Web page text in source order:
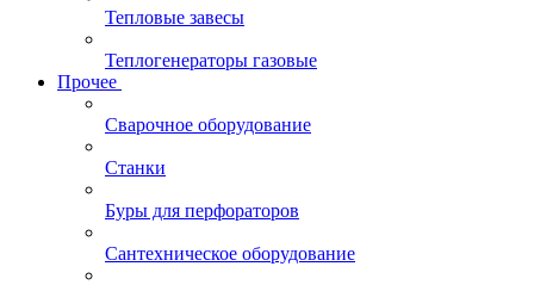
Тепловые завесы
Теплогенераторы газовые
Прочее
Сварочное оборудование
Станки
Буры для перфораторов
Сантехническое оборудование